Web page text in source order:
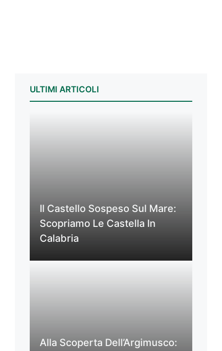
ULTIMI ARTICOLI
Il Castello Sospeso Sul Mare:
Scopriamo Le Castella In
Calabria
Alla Scoperta Dell’Argimusco: